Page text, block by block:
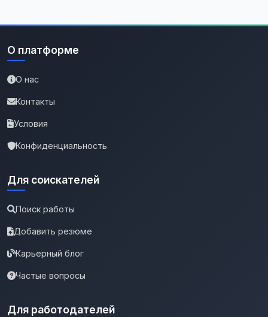
О платформе
О нас
Контакты
Условия
Конфиденциальность
Для соискателей
Поиск работы
Добавить резюме
Карьерный блог
Частые вопросы
Для работодателей